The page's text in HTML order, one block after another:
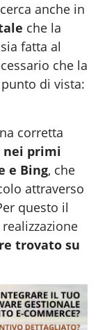
anche in
che la
sia fatta al
che la
di vista:
corretta
primi
e Bing, che
attraverso
questo il
realizzazione
trovato su